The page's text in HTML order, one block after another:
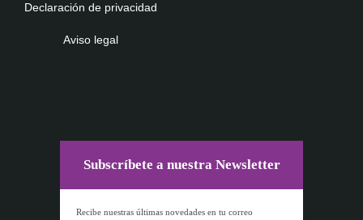
Declaración de privacidad
Aviso legal
Subscríbete a nuestra Newsletter
Recibe nuestras últimas novedades en tu correo